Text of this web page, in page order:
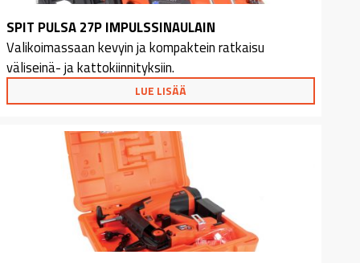
SPIT PULSA 27P IMPULSSINAULAIN
Valikoimassaan kevyin ja kompaktein ratkaisu
väliseinä- ja kattokiinnityksiin.
LUE LISÄÄ